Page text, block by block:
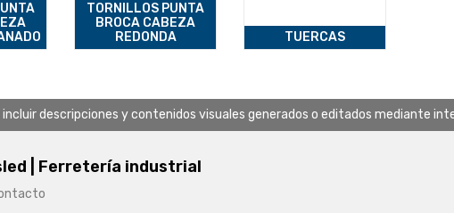
TORNILLOS PUNTA
BROCA CABEZA
REDONDA
TUERCAS
incluir descripciones y contenidos visuales generados o editados mediante
| Ferretería industrial